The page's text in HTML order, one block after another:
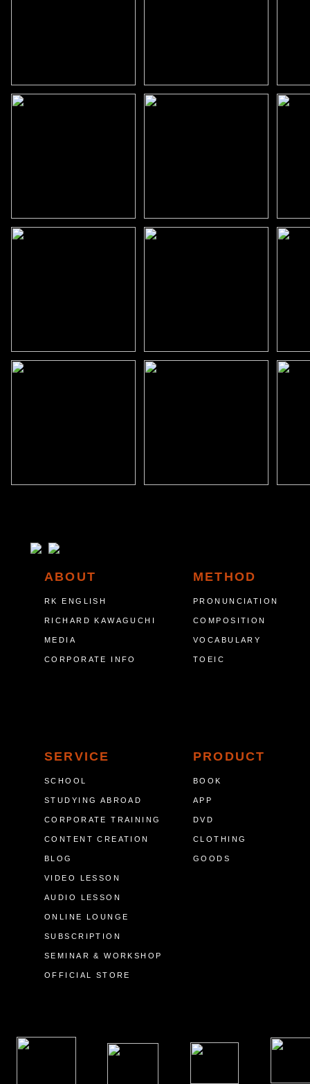
ABOUT
RK ENGLISH
RICHARD KAWAGUCHI
MEDIA
CORPORATE INFO
METHOD
PRONUNCIATION
COMPOSITION
VOCABULARY
TOEIC
SERVICE
SCHOOL
STUDYING ABROAD
CORPORATE TRAINING
CONTENT CREATION
BLOG
VIDEO LESSON
AUDIO LESSON
ONLINE LOUNGE
SUBSCRIPTION
SEMINAR & WORKSHOP
OFFICIAL STORE
PRODUCT
BOOK
APP
DVD
CLOTHING
GOODS